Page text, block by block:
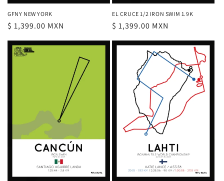
GFNY NEW YORK
Precio
habitual
$ 1,399.00 MXN
EL CRUCE 1/2 IRON SWIM 1.9K
Precio
habitual
$ 1,399.00 MXN